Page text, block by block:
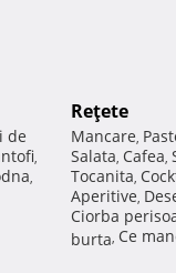
de
,
,
Reţete
Mancare,
Salata, Cafea,
Tocanita,
Aperitive,
Ciorba
burta, Ce